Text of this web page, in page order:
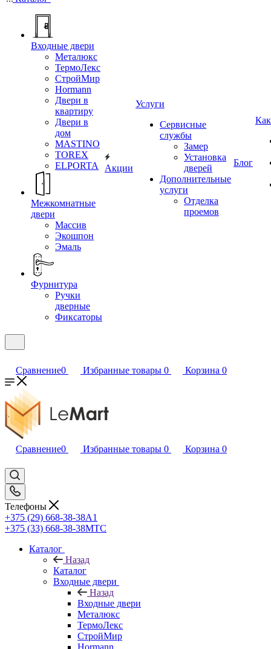
Входные двери
Металюкс
ТермоЛекс
СтройМир
Hormann
Двери в
квартиру
Двери в
дом
MASTINO
TOREX
ELPORTA
Межкомнатные
двери
Массив
Экошпон
Эмаль
Фурнитура
Ручки
дверные
Фиксаторы
Акции
Услуги
Сервисные
службы
Замер
Установка
дверей
Дополнительные
услуги
Отделка
проемов
Блог
Сравнение0 Избранные товары 0 Корзина 0
Сравнение0 Избранные товары 0 Корзина 0
Телефоны
+375 (29) 668-38-38A1
+375 (33) 668-38-38МТС
Каталог
Назад
Каталог
Входные двери
Назад
Входные двери
Металюкс
ТермоЛекс
СтройМир
Hormann